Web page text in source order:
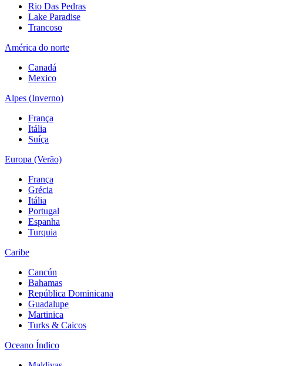
Rio Das Pedras
Lake Paradise
Trancoso
América do norte
Canadá
Mexico
Alpes (Inverno)
França
Itália
Suíça
Europa (Verão)
França
Grécia
Itália
Portugal
Espanha
Turquia
Caribe
Cancún
Bahamas
República Dominicana
Guadalupe
Martinica
Turks & Caicos
Oceano Índico